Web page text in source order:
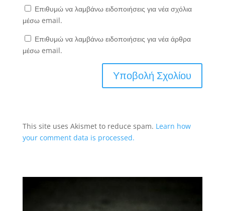
Επιθυμώ να λαμβάνω ειδοποιήσεις για νέα σχόλια
μέσω email.
Επιθυμώ να λαμβάνω ειδοποιήσεις για νέα άρθρα
μέσω email.
This site uses Akismet to reduce spam. Learn how
your comment data is processed.